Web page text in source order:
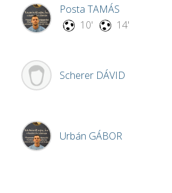
Posta TAMÁS
10'
14'
Scherer DÁVID
Urbán GÁBOR